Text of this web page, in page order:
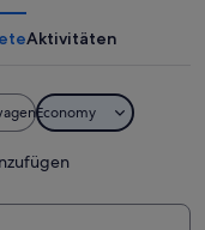
Aktivitäten
Economy